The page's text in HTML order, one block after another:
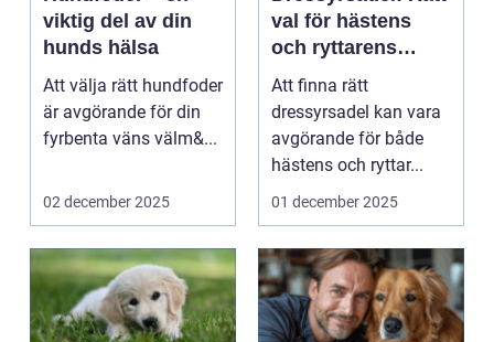
viktig del av din
hunds hälsa
Att välja rätt hundfoder
är avgörande för din
fyrbenta väns välm&...
02 december 2025
val för hästens
och ryttarens
perfekta balans
Att finna rätt
dressyrsadel kan vara
avgörande för både
hästens och ryttar...
01 december 2025